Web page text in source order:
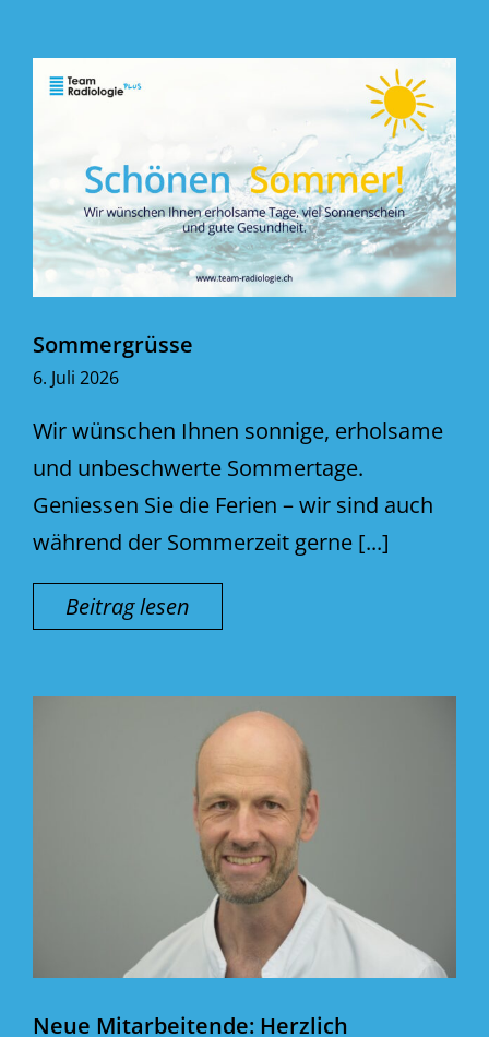
Sommergrüsse
6. Juli 2026
Wir wünschen Ihnen sonnige, erholsame
und unbeschwerte Sommertage.
Geniessen Sie die Ferien – wir sind auch
während der Sommerzeit gerne [...]
Beitrag lesen
Neue Mitarbeitende: Herzlich